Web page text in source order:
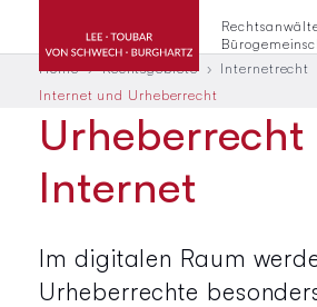
Home Rechtsgebiete
Internetrecht
Internet und Urheberrecht
Urheberrecht
Internet
Im digitalen Raum
Urheberrechte